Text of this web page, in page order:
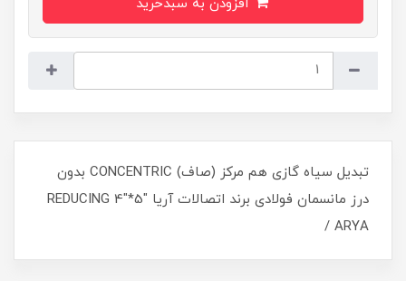
تبدیل سیاه گازی هم مرکز (صاف) CONCENTRIC بدون
درز مانسمان فولادی برند اتصالات آریا REDUCING 4"*5"
ARYA /